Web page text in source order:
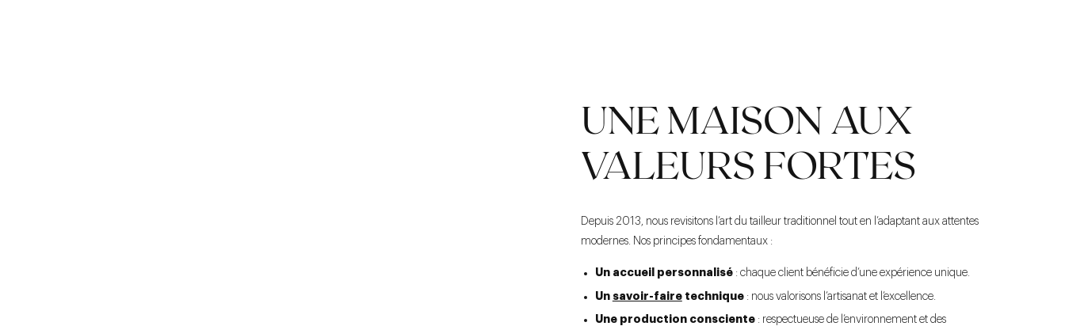
UNE MAISON AUX
VALEURS FORTES
Depuis 2013, nous revisitons l’art du tailleur traditionnel tout en l’adaptant aux attentes
modernes. Nos principes fondamentaux :
Un accueil personnalisé: chaque client bénéficie d’une expérience unique.
Un savoir-fairetechnique: nous valorisons l’artisanat et l’excellence.
Une production consciente: respectueuse de l’environnement et des